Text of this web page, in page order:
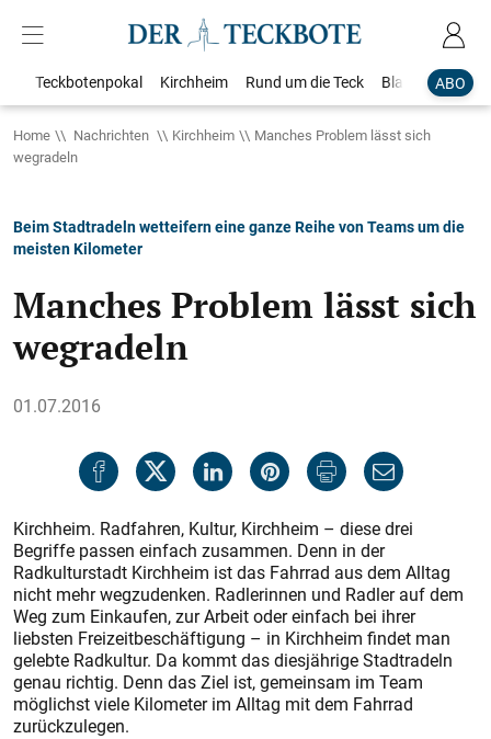
ABO
Teckbotenpokal Kirchheim Rund um die Teck Blaulicht
Home Nachrichten Kirchheim
Manches Problem lässt sich
wegradeln
Beim Stadtradeln wetteifern eine ganze Reihe von Teams um die
meisten Kilometer
Manches Problem lässt sich
wegradeln
01.07.2016
Kirchheim. Radfahren, Kultur, Kirchheim – diese drei
Begriffe passen einfach zusammen. Denn in der
Radkulturstadt Kirchheim ist das Fahrrad aus dem Alltag
nicht mehr wegzudenken. Radlerinnen und Radler auf dem
Weg zum Einkaufen, zur Arbeit oder einfach bei ihrer
liebsten Freizeitbeschäftigung – in Kirchheim findet man
gelebte Radkultur. Da kommt das diesjährige Stadtradeln
genau richtig. Denn das Ziel ist, gemeinsam im Team
möglichst viele Kilometer im Alltag mit dem Fahrrad
zurückzulegen.